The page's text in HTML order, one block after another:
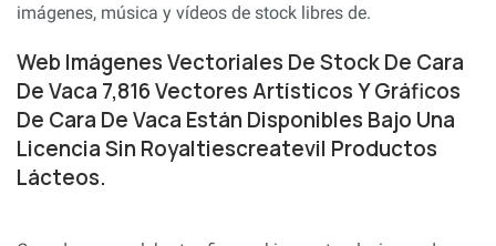
imágenes, música y vídeos de stock libres de.
Web Imágenes Vectoriales De Stock De Cara
De Vaca 7,816 Vectores Artísticos Y Gráficos
De Cara De Vaca Están Disponibles Bajo Una
Licencia Sin Royaltiescreatevil Productos
Lácteos.